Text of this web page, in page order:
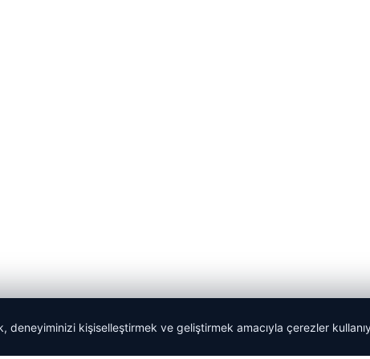
deneyiminizi kişiselleştirmek ve geliştirmek amacıyla çerezler